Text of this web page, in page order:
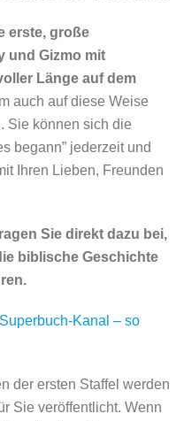
erste, große
und Gizmo mit
Länge auf dem
auch auf diese Weise
Sie können sich die
begann” jederzeit und
Ihren Lieben, Freunden
Sie direkt dazu bei,
biblische Geschichte
Kanal – so
der ersten Staffel werden
Sie veröffentlicht. Wenn